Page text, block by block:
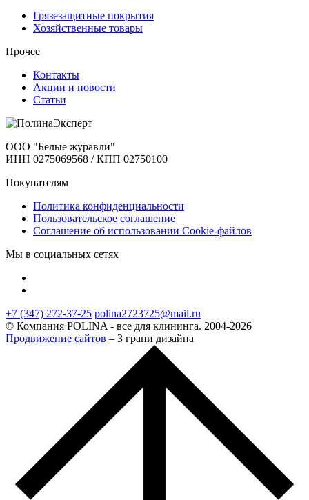
Грязезащитные покрытия
Хозяйственные товары
Прочее
Контакты
Акции и новости
Статьи
ООО "Белые журавли"
ИНН 0275069568 / КПП 02750100
Покупателям
Политика конфиденциальности
Пользовательское соглашение
Соглашение об использовании Cookie-файлов
Мы в социальных сетях
+7 (347) 272-37-25 polina2723725@mail.ru
© Компания POLINA - все для клининга. 2004-2026
Продвижение сайтов – 3 грани дизайна